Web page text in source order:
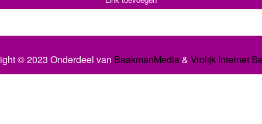
© 2023 Onderdeel van BaakmanMedia& Vrolijk Internet